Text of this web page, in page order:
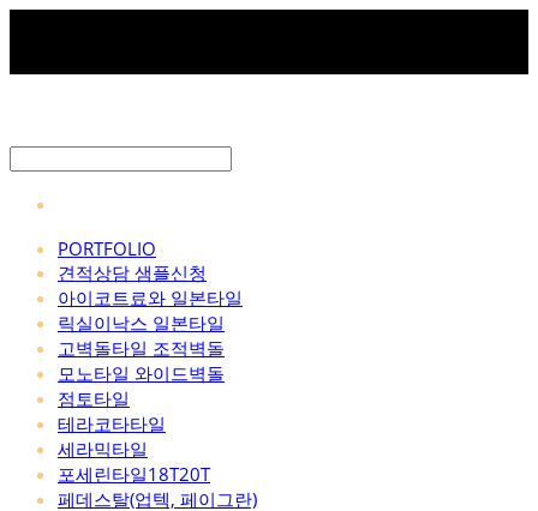
PORTFOLIO
견적상담 샘플신청
아이코트료와 일본타일
릭실이낙스 일본타일
고벽돌타일 조적벽돌
모노타일 와이드벽돌
점토타일
테라코타타일
세라믹타일
포세린타일18T20T
페데스탈(업텍, 페이그란)